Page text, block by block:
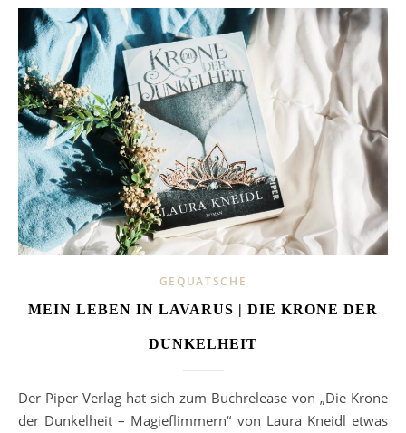
GEQUATSCHE
MEIN LEBEN IN LAVARUS | DIE KRONE DER
DUNKELHEIT
Der Piper Verlag hat sich zum Buchrelease von „Die Krone
der Dunkelheit – Magieflimmern“ von Laura Kneidl etwas